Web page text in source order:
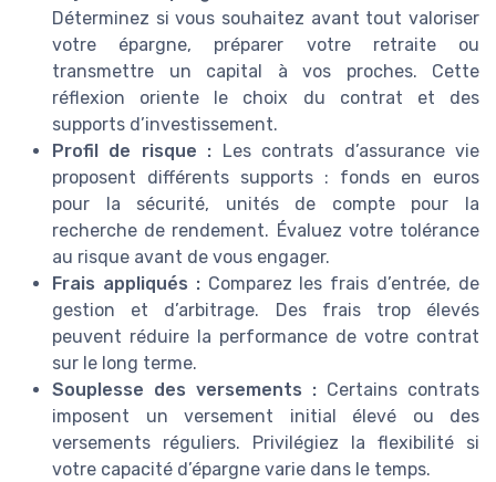
Déterminez si vous souhaitez avant tout valoriser
votre épargne, préparer votre retraite ou
transmettre un capital à vos proches. Cette
réflexion oriente le choix du contrat et des
supports d’investissement.
Profil de risque : Les contrats d’assurance vie
proposent différents supports : fonds en euros
pour la sécurité, unités de compte pour la
recherche de rendement. Évaluez votre tolérance
au risque avant de vous engager.
Frais appliqués :Comparez les frais d’entrée, de
gestion et d’arbitrage. Des frais trop élevés
peuvent réduire la performance de votre contrat
sur le long terme.
Souplesse des versements : Certains contrats
imposent un versement initial élevé ou des
versements réguliers. Privilégiez la flexibilité si
votre capacité d’épargne varie dans le temps.